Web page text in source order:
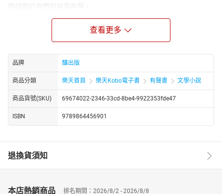
那個屬於我們的純真年華。
現任臺灣大學中文系教授。曾獲全國學生文學獎、臺大現代詩獎、
教育部文藝創作獎、臺北文學獎、優秀青年詩人獎、詩歌藝術創作
獎等。從大學時代開始寫童詩，崇拜安徒生，想當兒童文學家。在
臺大第一首發表的童詩是〈教室裡的小鳥〉，而〈起床〉獲得1984
年臺大現代詩獎第一名，此後開始在民生報、國語日報發表童詩、
少年詩。曾擔任兒童文學牧笛獎評審、好書大家讀評選委員。著有
專書《現代詩新版圖》等多部，詩集《預約的幸福》，散文集《深
情記事》、《傅鐘下的歌唱》、《扛一棵樹回家》、《誰寵我，像
獨與美――臺灣現代詩九家論》。
銘傳大學廣電系畢業。大學時期擔任校內廣播電台助理，跟同學一
查看更多
品牌 釀出版
商品分類 樂天首頁 樂天Kobo電子書 有聲書 文學小說
商品貨號(SKU) 69674022-2346-33cd-8be4-9922353fde47
ISBN 9789864456901
退換貨須知
本店熱銷商品 排名期間：2026/8/2 - 2026/8/8